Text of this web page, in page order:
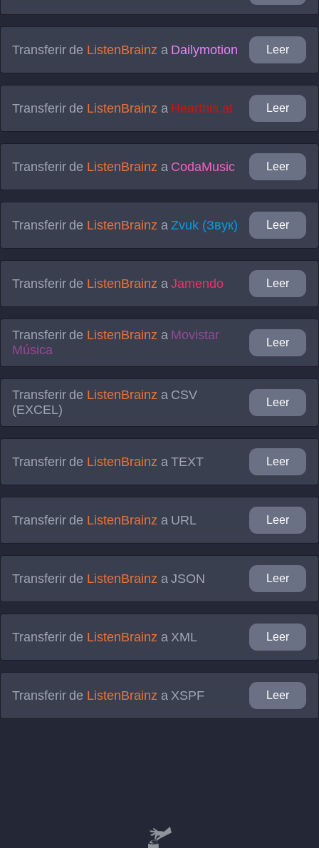
Transferir de ListenBrainz a Dailymotion Leer
Transferir de ListenBrainz a Hearthis.at Leer
Transferir de ListenBrainz a CodaMusic Leer
Transferir de ListenBrainz aZvuk (Звук) Leer
Transferir de ListenBrainz aJamendo Leer
Transferir de ListenBrainz a Movistar
Música
Leer
Transferir de ListenBrainz a CSV
(EXCEL)
Leer
Transferir de ListenBrainz aTEXT Leer
Transferir de ListenBrainz a URL Leer
Transferir de ListenBrainz aJSON Leer
Transferir de ListenBrainz a XML Leer
Transferir de ListenBrainz a XSPF Leer